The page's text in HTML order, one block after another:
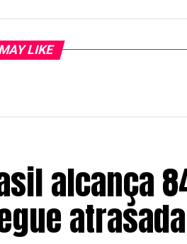
LIKE
alcança
atrasada